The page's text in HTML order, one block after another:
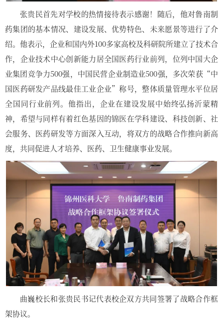
张贵民首先对学校的热情接待表示感谢！随后，他对鲁南制
药集团的基本情况、建设发展、优势特色、未来愿景等进行了介
绍。他表示，企业和国内外100多家高校及科研院所建立了技术合
作，企业技术中心创新能力居全国医药行业前列，位列中国大企
业集团竞争力500强，中国民营企业制造业500强，多次荣获“中
国医药研发产品线最佳工业企业”称号，整体质量管理水平位居
全国同行业前列。他指出，企业在建设发展中始终弘扬沂蒙精
神，希望与同样有着红色基因的锦医在学科建设、科技创新、社
会服务、医药研发等方面深入互动，将双方的战略合作推向新高
度，共同促进人才培养、医药、卫生健康事业发展。
曲巍校长和张贵民书记代表校企双方共同签署了战略合作框
架协议。